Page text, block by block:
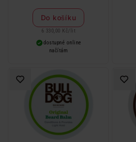
Do košíku
6 330,00 Kč/ lit
dostupné online
načítám